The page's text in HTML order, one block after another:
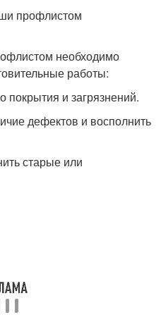
профлистом
необходимо
работы:
покрытия и загрязнений.
дефектов и восполнить
старые или